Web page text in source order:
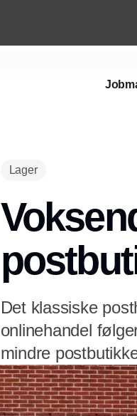
Lager
Det klassiske
onlinehandel
mindre